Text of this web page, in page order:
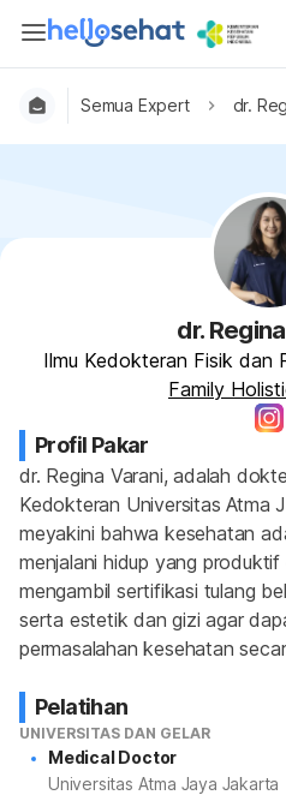
Semua Expert dr.
dr.
Ilmu Kedokteran Fisik dan
Family
Profil Pakar
dr. Regina Varani, adalah
Kedokteran Universitas Atma
meyakini bahwa kesehatan
menjalani hidup yang
mengambil sertifikasi tulang
serta estetik dan gizi agar
permasalahan kesehatan
Pelatihan
UNIVERSITAS DAN GELAR
Medical Doctor
Universitas Atma Jaya Jakarta